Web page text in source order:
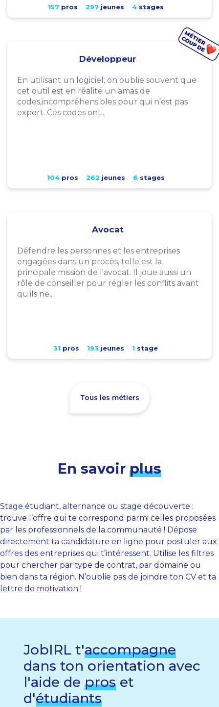
157pros 297jeunes 4stages
Développeur
En utilisant un logiciel, on oublie souvent que
cet outil est en réalité un amas de
codes,incompréhensibles pour qui n’est pas
expert. Ces codes ont...
104pros 262 jeunes 6 stages
Avocat
Défendre les personnes et les entreprises
engagées dans un procès, telle est la
principale mission de l'avocat. Il joue aussi un
rôle de conseiller pour régler les conflits avant
qu'ils ne...
31 pros 193 jeunes 1 stage
Tous les métiers
En savoir plus
Stage étudiant, alternance ou stage découverte :
trouve l’offre qui te correspond parmi celles proposées
par les professionnels de la communauté ! Dépose
directement ta candidature en ligne pour postuler aux
offres des entreprises qui t’intéressent. Utilise les filtres
pour chercher par type de contrat, par domaine ou
bien dans ta région. N’oublie pas de joindre ton CV et ta
lettre de motivation !
JobIRL t'accompagne
dans ton orientation avec
l'aide de pros et
d'étudiants